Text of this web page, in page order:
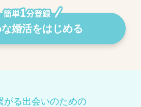
な婚活をはじめる
がる出会いのための